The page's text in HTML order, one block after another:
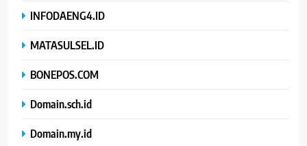
INFODAENG4.ID
MATASULSEL.ID
BONEPOS.COM
Domain.sch.id
Domain.my.id